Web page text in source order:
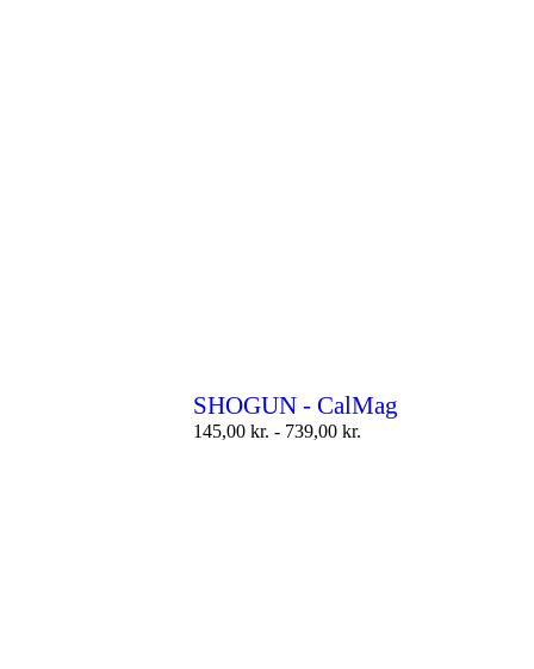
SHOGUN - CalMag
145,00 kr. - 739,00 kr.